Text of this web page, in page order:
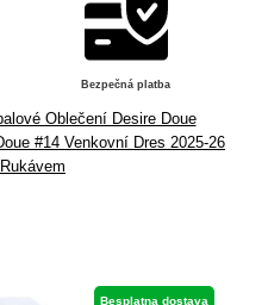
Bezpečná platba
Oblečení Desire Doue
#14 Venkovní Dres 2025-26
Besplatna dostava